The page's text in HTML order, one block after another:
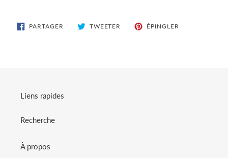
PARTAGER PARTAGERTWEETER TWEETERÉPINGLER
Liens rapides
Recherche
À propos